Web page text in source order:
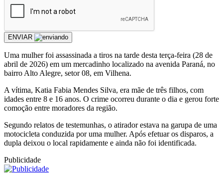
ENVIAR
Uma mulher foi assassinada a tiros na tarde desta terça-feira (28 de
abril de 2026) em um mercadinho localizado na avenida Paraná, no
bairro Alto Alegre, setor 08, em Vilhena.
A vítima, Katia Fabia Mendes Silva, era mãe de três filhos, com
idades entre 8 e 16 anos. O crime ocorreu durante o dia e gerou forte
comoção entre moradores da região.
Segundo relatos de testemunhas, o atirador estava na garupa de uma
motocicleta conduzida por uma mulher. Após efetuar os disparos, a
dupla deixou o local rapidamente e ainda não foi identificada.
Publicidade